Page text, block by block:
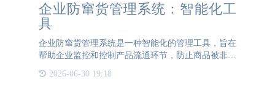
企业防窜货管理系统：智能化工
具
企业防窜货管理系统是一种智能化的管理工具，旨在
帮助企业监控和控制产品流通环节，防止商品被非法
如云计算、大数据和二维码扫描，为企业提供全面的
2026-06-30 19:18